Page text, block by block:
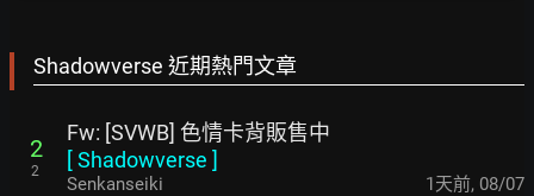
Shadowverse 近期熱門文章
2
2
Fw: [SVWB] 色情卡背販售中
[Shadowverse ]
Senkanseiki 1天前, 08/07